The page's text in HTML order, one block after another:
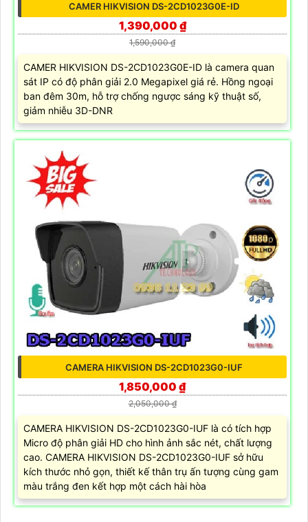
CAMER HIKVISION DS-2CD1023G0E-ID
1,390,000 ₫
1,590,000 ₫
CAMER HIKVISION DS-2CD1023G0E-ID là camera quan
sát IP có độ phân giải 2.0 Megapixel giá rẻ. Hồng ngoại
ban đêm 30m, hỗ trợ chống ngược sáng kỹ thuật số,
giảm nhiễu 3D-DNR
CAMERA HIKVISION DS-2CD1023G0-IUF
1,850,000 ₫
2,050,000 ₫
CAMERA HIKVISION DS-2CD1023G0-IUF là có tích hợp
Micro độ phân giải HD cho hình ảnh sắc nét, chất lượng
cao. CAMERA HIKVISION DS-2CD1023G0-IUF sở hữu
kích thước nhỏ gọn, thiết kế thân trụ ấn tượng cùng gam
màu trắng đen kết hợp một cách hài hòa